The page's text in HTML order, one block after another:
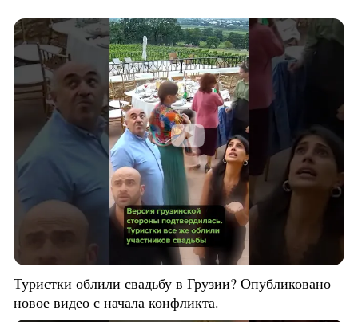
Туристки облили свадьбу в Грузии? Опубликовано
новое видео с начала конфликта.